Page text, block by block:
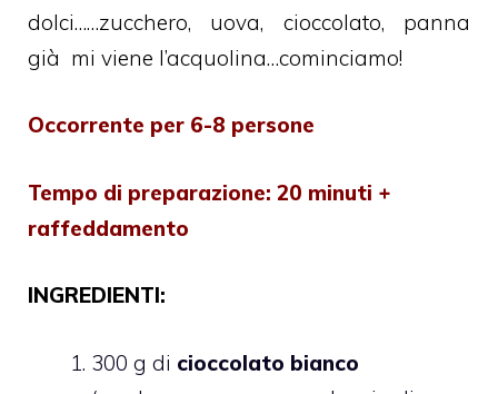
dolci……zucchero, uova, cioccolato, panna
già mi viene l’acquolina…cominciamo!
Occorrente per 6-8 persone
Tempo di preparazione: 20 minuti +
raffeddamento
INGREDIENTI:
300 g di cioccolato bianco